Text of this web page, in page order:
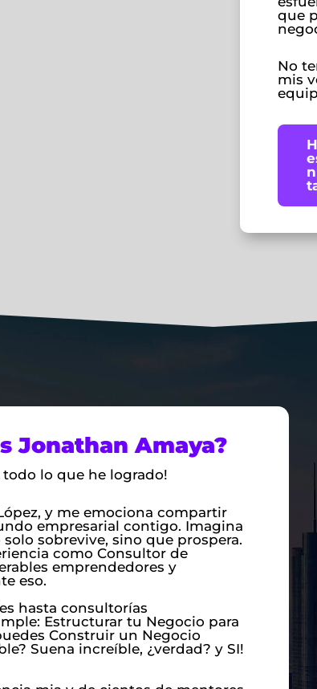
que
No
mis
Jonathan Amaya?
todo lo que he logrado!
y me emociona compartir
empresarial contigo. Imagina
sobrevive, sino que prospera.
como Consultor de
emprendedores y
eso.
hasta consultorías
Estructurar tu Negocio para
Construir un Negocio
Suena increíble, ¿verdad? y SI!